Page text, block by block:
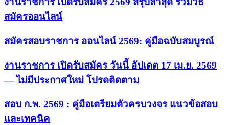
สมัครออนไลน์
สมัครสอบราชการ ออนไลน์ 2569: คู่มือฉบับสมบูรณ์
งานราชการ เปิดรับสมัคร วันนี้ อัปเดต 17 เม.ย. 2569
— ไม่มีประกาศใหม่ โปรดติดตาม
สอบ ก.พ. 2569 : คู่มือเตรียมตัวครบวงจร แนวข้อสอบ
และเทคนิค